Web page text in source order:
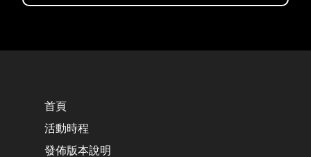
首頁
活動時程
發佈版本說明